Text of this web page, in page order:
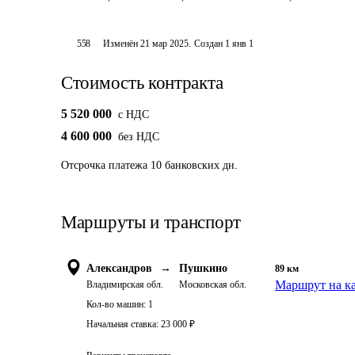
558 Изменён21 мар 2025. Создан 1 янв 1
Стоимость контракта
5 520 000 c НДС
4 600 000 без НДС
Отсрочка платежа 10 банковских дн.
Маршруты и транспорт
Александров →
Владимирская обл.
Пушкино
Московская обл.
89 км
Маршрут на
Кол-во машин: 1
Начальная ставка: 23 000 ₽